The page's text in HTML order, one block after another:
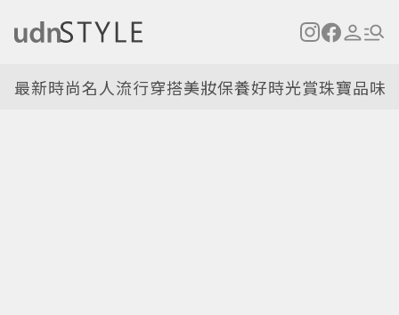
最新時尚名人流行穿搭美妝保養好時光賞珠寶品味